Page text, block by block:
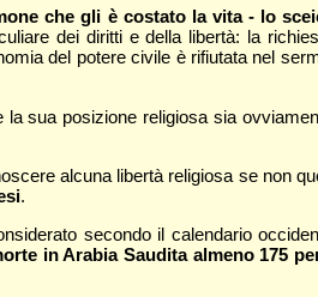
che gli è costato la vita - lo
dei diritti e della libertà: la
del potere civile è rifiutata nel
la sua posizione religiosa sia
alcuna libertà religiosa se non
.
secondo il calendario
in Arabia Saudita almeno 175